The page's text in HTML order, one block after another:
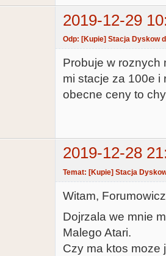
2019-12-29
Odp: [Kupie] Stacja Dyskow
Probuje w roznych
mi stacje za 100e i
obecne ceny to
2019-12-28
Temat: [Kupie] Stacja
Witam,
Dojrzala we mnie
Malego Atari.
Czy ma ktos moze